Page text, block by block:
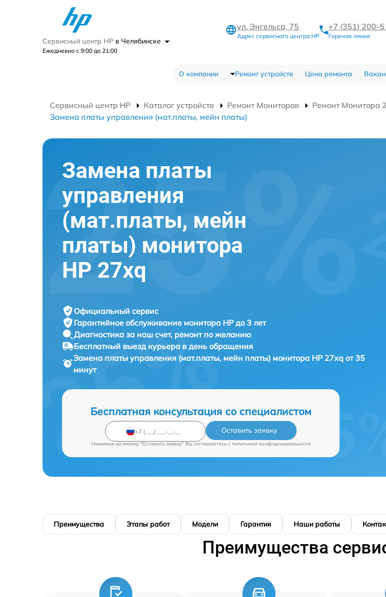
Сервисный центр HP в Челябинске
Ежедневно с 9:00 до 21:00
ул. Энгельса, 75
Адрес сервисного центра HP
+7 (351) 200-
Горячая линия
О компании Ремонт устройств Цена ремонта
Сервисный центр HP Каталог устройств Ремонт Мониторов
Ремонт Монитора
Замена платы управления (мат.платы, мейн платы)
Замена платы
управления
(мат.платы, мейн
платы) монитора
HP 27xq
Официальный сервис
Гарантийное обслуживание монитора HP до 3 лет
Диагностика за наш счет, ремонт по желанию
Бесплатный выезд курьера в день обращения
Замена платы управления (мат.платы, мейн платы) монитора HP 27xq от 35
минут
Бесплатная консультация со специалистом
Оставить заявку
Нажимая на кнопку "Оставить заявку" Вы соглашаетесь c политикой конфиденциальности
Преимущества Этапы работ Модели Гарантия Наши работы
Преимущества